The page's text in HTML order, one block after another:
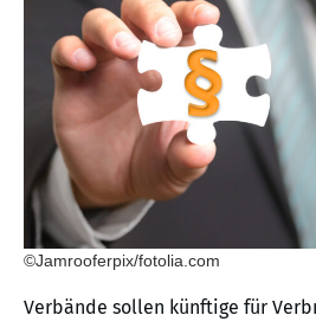
©Jamrooferpix/fotolia.com
Verbände sollen künftige für